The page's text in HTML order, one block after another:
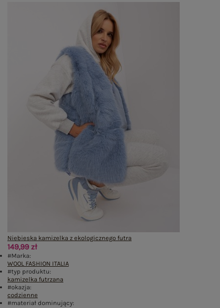
Niebieska kamizelka z ekologicznego futra
149,99 zł
#Marka:
WOOL FASHION ITALIA
#typ produktu:
kamizelka futrzana
#okazja:
codzienne
#materiał dominujący: